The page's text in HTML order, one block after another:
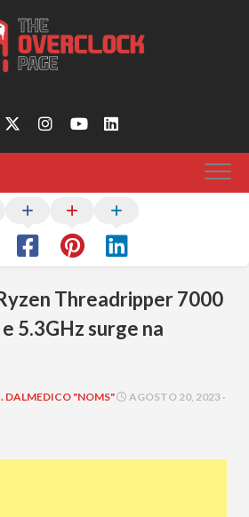
Threadripper 7000
5.3GHz surge na
DALMEDICO "NOMS"
AGOSTO 20, 2023 ·